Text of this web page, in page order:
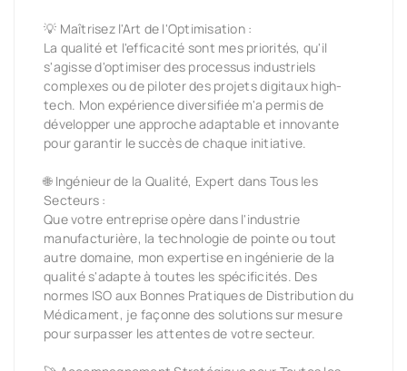
💡 Maîtrisez l'Art de l'Optimisation :
La qualité et l'efficacité sont mes priorités, qu'il
s'agisse d'optimiser des processus industriels
complexes ou de piloter des projets digitaux high-
tech. Mon expérience diversifiée m'a permis de
développer une approche adaptable et innovante
pour garantir le succès de chaque initiative.
🌐 Ingénieur de la Qualité, Expert dans Tous les
Secteurs :
Que votre entreprise opère dans l'industrie
manufacturière, la technologie de pointe ou tout
autre domaine, mon expertise en ingénierie de la
qualité s'adapte à toutes les spécificités. Des
normes ISO aux Bonnes Pratiques de Distribution du
Médicament, je façonne des solutions sur mesure
pour surpasser les attentes de votre secteur.